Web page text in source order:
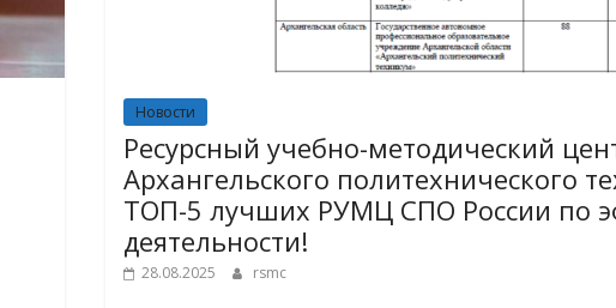
Новости
Ресурсный учебно-методический
Архангельского политехнического
ТОП-5 лучших РУМЦ СПО России по
деятельности!
28.08.2025 rsmc